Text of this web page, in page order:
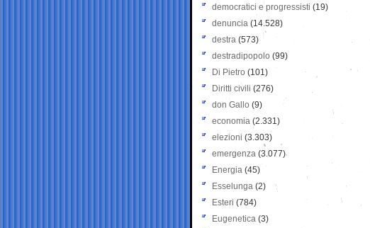
democratici e progressisti (19)
denuncia (14.528)
destra (573)
destradipopolo (99)
Di Pietro (101)
Diritti civili (276)
don Gallo (9)
economia (2.331)
elezioni (3.303)
emergenza (3.077)
Energia (45)
Esselunga (2)
Esteri (784)
Eugenetica (3)